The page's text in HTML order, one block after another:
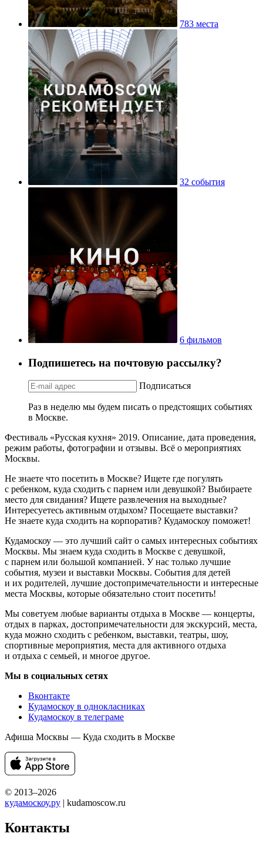
783 места
32 события
6 фильмов
Подпишетесь на почтовую рассылку?
Подписаться
Раз в неделю мы будем писать о предстоящих событиях
в Москве.
Фестиваль «Русская кухня» 2019. Описание, дата проведения,
режим работы, фотографии и отзывы. Всё о мероприятиях
Москвы.
Не знаете что посетить в Москве? Ищете где погулять
с ребенком, куда сходить с парнем или девушкой? Выбираете
место для свидания? Ищете развлечения на выходные?
Интересуетесь активным отдыхом? Посещаете выставки?
Не знаете куда сходить на корпоратив? Кудамоскоу поможет!
Кудамоскоу — это лучший сайт о самых интересных событиях
Москвы. Мы знаем куда сходить в Москве с девушкой,
с парнем или большой компанией. У нас только лучшие
события, музеи и выставки Москвы. События для детей
и их родителей, лучшие достопримечательности и интересные
места Москвы, которые обязательно стоит посетить!
Мы советуем любые варианты отдыха в Москве — концерты,
отдых в парках, достопримечательности для экскурсий, места,
куда можно сходить с ребенком, выставки, театры, шоу,
спортивные мероприятия, места для активного отдыха
и отдыха с семьей, и многое другое.
Мы в социальных сетях
Вконтакте
Кудамоскоу в однокласниках
Кудамоскоу в телеграме
Афиша Москвы — Куда сходить в Москве
© 2013–2026
кудамоскоу.ру | kudamoscow.ru
Контакты